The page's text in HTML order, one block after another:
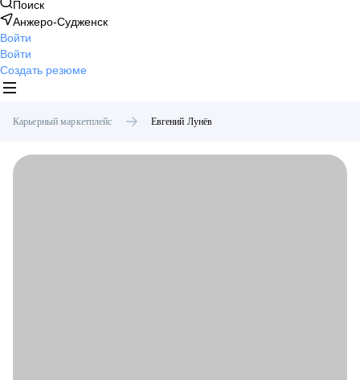
Поиск
Анжеро-Судженск
Войти
Войти
Создать резюме
Карьерный маркетплейс Евгений Лунёв